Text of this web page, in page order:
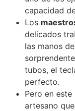
capacidad
Los
delicados
las manos
tubos, el
perfecto.
Pero en
artesano